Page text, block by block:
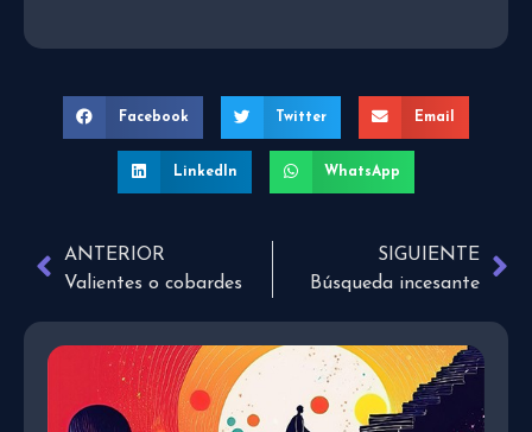
Facebook Twitter Email
LinkedIn WhatsApp
ANTERIOR
Valientes o cobardes
SIGUIENTE
Búsqueda incesante